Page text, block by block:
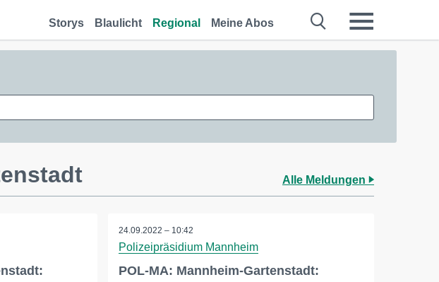
Storys Blaulicht Regional Meine Abos
Alle Meldungen
24.09.2022 – 10:42
Polizeipräsidium Mannheim
POL-MA: Mannheim-Gartenstadt: